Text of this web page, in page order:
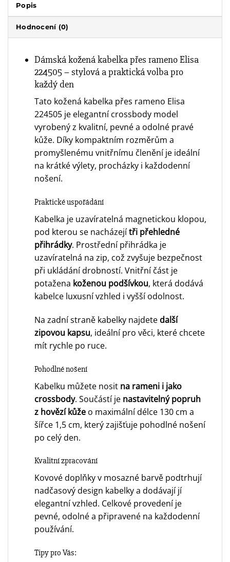
Popis
Hodnocení (0)
Dámská kožená kabelka přes rameno Elisa
224505 – stylová a praktická volba pro
každý den
Tato kožená kabelka přes rameno Elisa
224505 je elegantní crossbody model
vyrobený z kvalitní, pevné a odolné pravé
kůže. Díky kompaktním rozměrům a
promyšlenému vnitřnímu členění je ideální
na krátké výlety, procházky i každodenní
nošení.
Praktické uspořádání
Kabelka je uzavíratelná magnetickou klopou,
pod kterou se nacházejítři přehledné
přihrádky. Prostřední přihrádka je
uzavíratelná na zip, což zvyšuje bezpečnost
při ukládání drobností. Vnitřní část je
potažena koženou podšívkou, která dodává
kabelce luxusní vzhled i vyšší odolnost.
Na zadní straně kabelky najdete další
zipovou kapsu, ideální pro věci, které chcete
mít rychle po ruce.
Pohodlné nošení
Kabelku můžete nosit na rameni i jako
crossbody. Součástí je nastavitelný popruh
z hovězí kůžeo maximální délce 130 cm a
šířce 1,5 cm, který zajišťuje pohodlné nošení
po celý den.
Kvalitní zpracování
Kovové doplňky v mosazné barvě podtrhují
nadčasový design kabelky a dodávají jí
elegantní vzhled. Celkové provedení je
pevné, odolné a připravené na každodenní
používání.
Tipy pro Vás: